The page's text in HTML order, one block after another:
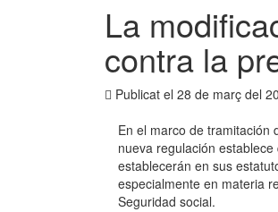
La
contra la
Publicat el 28 de març del
En el marco de tramitación
nueva regulación
establecerán en sus
especialmente en materia
Seguridad social.